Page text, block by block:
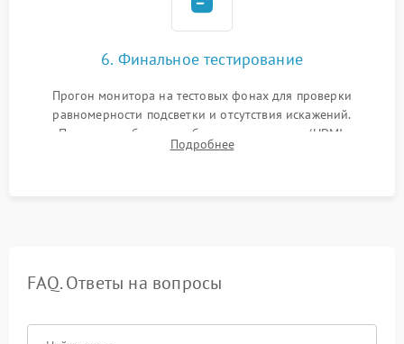
6. Финальное тестирование
Прогон монитора на тестовых фонах для проверки
равномерности подсветки и отсутствия искажений.
Проверка работоспособности всех портов (HDMI,
DisplayPort, VGA) и кнопок управления под нагрузкой в
Подробнее
FAQ. Ответы на вопросы